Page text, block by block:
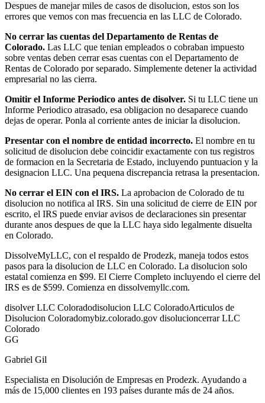
Despues de manejar miles de casos de disolucion, estos son los
errores que vemos con mas frecuencia en las LLC de Colorado.
No cerrar las cuentas del Departamento de Rentas de
Colorado. Las LLC que tenian empleados o cobraban impuesto
sobre ventas deben cerrar esas cuentas con el Departamento de
Rentas de Colorado por separado. Simplemente detener la actividad
empresarial no las cierra.
Omitir el Informe Periodico antes de disolver. Si tu LLC tiene un
Informe Periodico atrasado, esa obligacion no desaparece cuando
dejas de operar. Ponla al corriente antes de iniciar la disolucion.
Presentar con el nombre de entidad incorrecto. El nombre en tu
solicitud de disolucion debe coincidir exactamente con tus registros
de formacion en la Secretaria de Estado, incluyendo puntuacion y la
designacion LLC. Una pequena discrepancia retrasa la presentacion.
No cerrar el EIN con el IRS. La aprobacion de Colorado de tu
disolucion no notifica al IRS. Sin una solicitud de cierre de EIN por
escrito, el IRS puede enviar avisos de declaraciones sin presentar
durante anos despues de que la LLC haya sido legalmente disuelta
en Colorado.
DissolveMyLLC, con el respaldo de Prodezk, maneja todos estos
pasos para la disolucion de LLC en Colorado. La disolucion solo
estatal comienza en $99. El Cierre Completo incluyendo el cierre del
IRS es de $599. Comienza en dissolvemyllc.com.
disolver LLC Coloradodisolucion LLC ColoradoArticulos de
Disolucion Coloradomybiz.colorado.gov disolucioncerrar LLC
Colorado
GG
Gabriel Gil
Especialista en Disolución de Empresas en Prodezk. Ayudando a
más de 15,000 clientes en 193 países durante más de 24 años.